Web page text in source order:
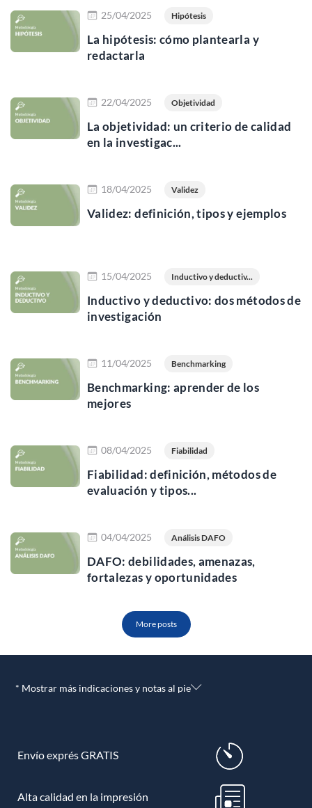
25/04/2025 Hipótesis
La hipótesis: cómo plantearla y
redactarla
22/04/2025 Objetividad
La objetividad: un criterio de calidad
en la investigac...
18/04/2025 Validez
Validez: definición, tipos y ejemplos
15/04/2025 Inductivo y deductiv...
Inductivo y deductivo: dos métodos de
investigación
11/04/2025 Benchmarking
Benchmarking: aprender de los
mejores
08/04/2025 Fiabilidad
Fiabilidad: definición, métodos de
evaluación y tipos...
04/04/2025 Análisis DAFO
DAFO: debilidades, amenazas,
fortalezas y oportunidades
More posts
* Mostrar más indicaciones y notas al pie
Envío exprés GRATIS
Alta calidad en la impresión